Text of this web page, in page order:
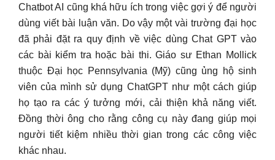
Chatbot AI cũng khá hữu ích trong việc gợi ý để người
dùng viết bài luận văn. Do vậy một vài trường đại học
đã phải đặt ra quy định về việc dùng Chat GPT vào
các bài kiểm tra hoặc bài thi. Giáo sư Ethan Mollick
thuộc Đại học Pennsylvania (Mỹ) cũng ủng hộ sinh
viên của mình sử dụng ChatGPT như một cách giúp
họ tạo ra các ý tưởng mới, cải thiện khả năng viết.
Đồng thời ông cho rằng công cụ này đang giúp mọi
người tiết kiệm nhiều thời gian trong các công việc
khác nhau.